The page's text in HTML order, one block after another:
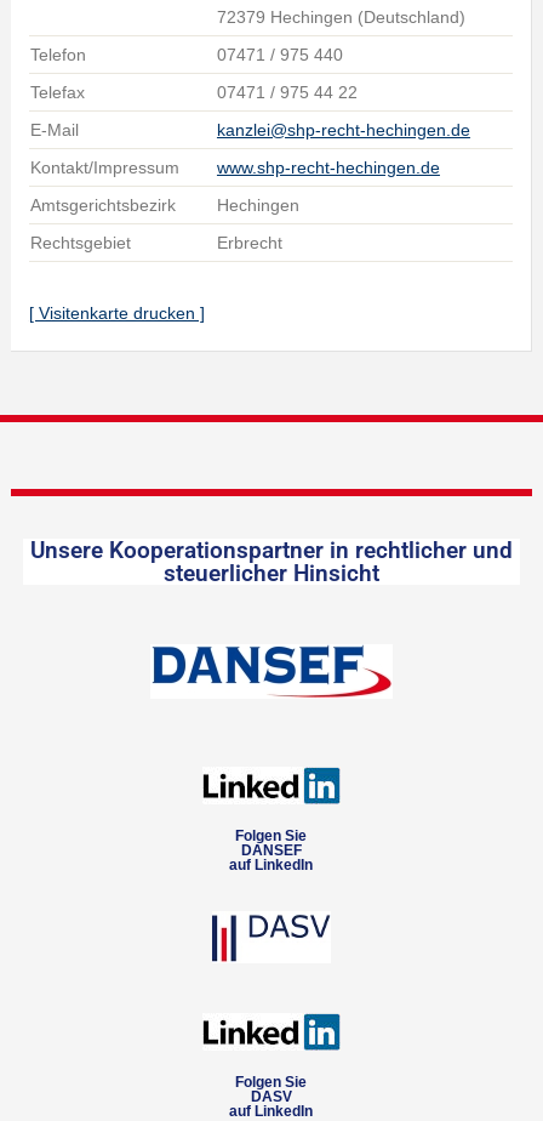
72379 Hechingen (Deutschland)
Telefon
07471 / 975 440
Telefax
07471 / 975 44 22
E-Mail
kanzlei@shp-recht-hechingen.de
Kontakt/Impressum
www.shp-recht-hechingen.de
Amtsgerichtsbezirk
Hechingen
Rechtsgebiet
Erbrecht
[ Visitenkarte drucken ]
Unsere Kooperationspartner in rechtlicher und
steuerlicher Hinsicht
Folgen Sie
DANSEF
auf LinkedIn
Folgen Sie
DASV
auf LinkedIn